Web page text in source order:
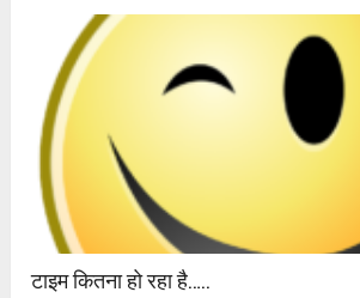
टाइम कितना हो रहा है…..